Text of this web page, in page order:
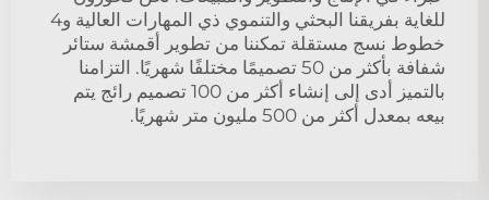
للغاية بفريقنا البحثي والتنموي ذي المهارات العالية و4
خطوط نسج مستقلة تمكننا من تطوير أقمشة ستائر
شفافة بأكثر من 50 تصميمًا مختلفًا شهريًا. التزامنا
بالتميز أدى إلى إنشاء أكثر من 100 تصميم رائج يتم
بيعه بمعدل أكثر من 500 مليون متر شهريًا.